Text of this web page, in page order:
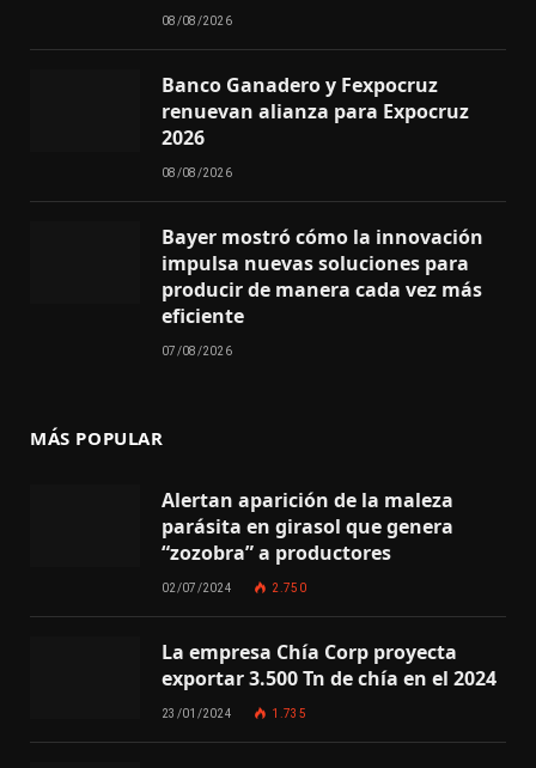
08/08/2026
Banco Ganadero y Fexpocruz
renuevan alianza para Expocruz
2026
08/08/2026
Bayer mostró cómo la innovación
impulsa nuevas soluciones para
producir de manera cada vez más
eficiente
07/08/2026
MÁS POPULAR
Alertan aparición de la maleza
parásita en girasol que genera
“zozobra” a productores
02/07/2024 2.750
La empresa Chía Corp proyecta
exportar 3.500 Tn de chía en el 2024
23/01/2024 1.735